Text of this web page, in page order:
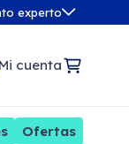
experto
Mi cuenta
Ofertas